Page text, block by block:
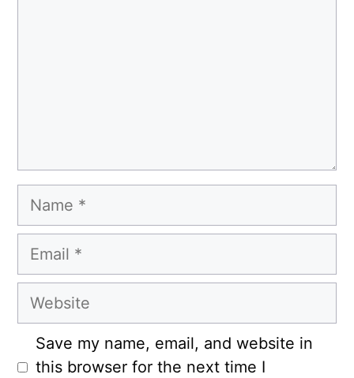
Name
Email
Website
Save my name, email, and website in
this browser for the next time I